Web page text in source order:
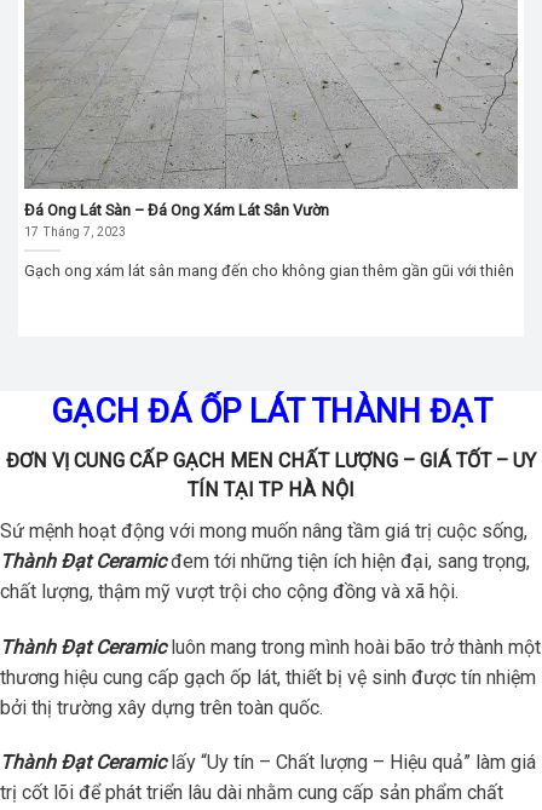
Đá Ong Lát Sàn – Đá Ong Xám Lát Sân Vườn
17 Tháng 7, 2023
Gạch ong xám lát sân mang đến cho không gian thêm gần gũi với thiên
GẠCH ĐÁ ỐP LÁT THÀNH ĐẠT
ĐƠN VỊ CUNG CẤP GẠCH MEN CHẤT LƯỢNG – GIÁ TỐT – UY
TÍN TẠI TP HÀ NỘI
Sứ mệnh hoạt động với mong muốn nâng tầm giá trị cuộc sống,
Thành Đạt Ceramicđem tới những tiện ích hiện đại, sang trọng,
chất lượng, thậm mỹ vượt trội cho cộng đồng và xã hội.
Thành Đạt Ceramicluôn mang trong mình hoài bão trở thành một
thương hiệu cung cấp gạch ốp lát, thiết bị vệ sinh được tín nhiệm
bởi thị trường xây dựng trên toàn quốc.
Thành Đạt Ceramiclấy “Uy tín – Chất lượng – Hiệu quả” làm giá
trị cốt lõi để phát triển lâu dài nhằm cung cấp sản phẩm chất